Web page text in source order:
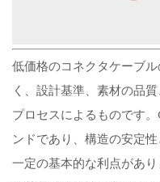
低価格のコネクタケーブ
く、設計基準、素材の品
プロセスによるものです
ンドであり、構造の安定
一定の基本的な利点があ